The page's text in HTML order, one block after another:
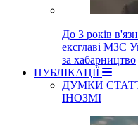
До 3 років
ексглаві МЗС
за хабарництво
ПУБЛІКАЦІЇ
ДУМКИ
ІНОЗМІ